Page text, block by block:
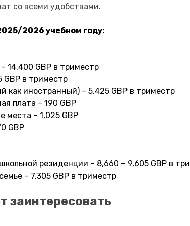
со всеми удобствами.
2026 учебном году:
14,400 GBP в триместр
GBP в триместр
как иностранный) – 5,425 GBP в триместр
плата – 190 GBP
места – 1,025 GBP
GBP
резиденции – 8,660 – 9,605 GBP в
– 7,305 GBP в триместр
заинтересовать